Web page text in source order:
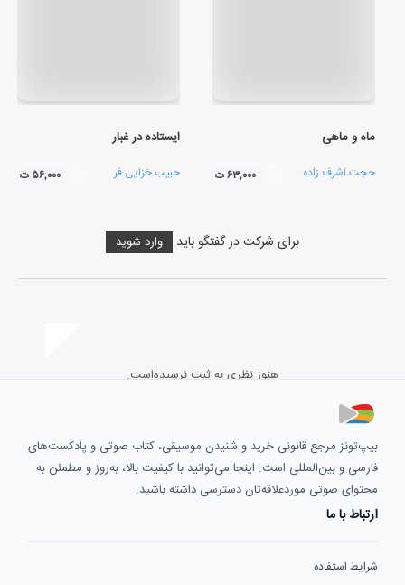
ماه و ماهی
حجت اشرف زاده ۶۳,۰۰۰ ت
ایستاده در غبار
حبیب خزایی فر ۵۶,۰۰۰ ت
برای شرکت در گفتگو باید وارد شوید
هنوز نظری به ثبت نرسیده‌است.
بیپ‌تونز مرجع قانونی خرید و شنیدن موسیقی، کتاب صوتی و پادکست‌های
فارسی و بین‌المللی است. اینجا می‌توانید با کیفیت بالا، به‌روز و مطمئن به
محتوای صوتی موردعلاقه‌تان دسترسی داشته باشید.
ارتباط با ما
شرایط استفاده